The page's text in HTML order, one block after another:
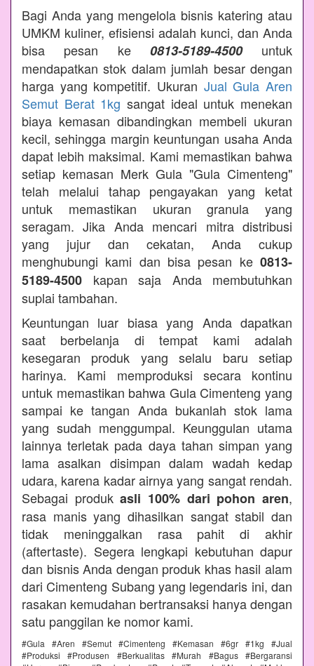
Bagi Anda yang mengelola bisnis katering atau
UMKM kuliner, efisiensi adalah kunci, dan Anda
bisa pesan ke 0813-5189-4500untuk
mendapatkan stok dalam jumlah besar dengan
harga yang kompetitif. Ukuran Jual Gula Aren
Semut Berat 1kg sangat ideal untuk menekan
biaya kemasan dibandingkan membeli ukuran
kecil, sehingga margin keuntungan usaha Anda
dapat lebih maksimal. Kami memastikan bahwa
setiap kemasan Merk Gula "Gula Cimenteng"
telah melalui tahap pengayakan yang ketat
untuk memastikan ukuran granula yang
seragam. Jika Anda mencari mitra distribusi
yang jujur dan cekatan, Anda cukup
menghubungi kami dan bisa pesan ke 0813-
5189-4500 kapan saja Anda membutuhkan
suplai tambahan.
Keuntungan luar biasa yang Anda dapatkan
saat berbelanja di tempat kami adalah
kesegaran produk yang selalu baru setiap
harinya. Kami memproduksi secara kontinu
untuk memastikan bahwa Gula Cimenteng yang
sampai ke tangan Anda bukanlah stok lama
yang sudah menggumpal. Keunggulan utama
lainnya terletak pada daya tahan simpan yang
lama asalkan disimpan dalam wadah kedap
udara, karena kadar airnya yang sangat rendah.
Sebagai produkasli 100% dari pohon aren,
rasa manis yang dihasilkan sangat stabil dan
tidak meninggalkan rasa pahit di akhir
(aftertaste). Segera lengkapi kebutuhan dapur
dan bisnis Anda dengan produk khas hasil alam
dari Cimenteng Subang yang legendaris ini, dan
rasakan kemudahan bertransaksi hanya dengan
satu panggilan ke nomor kami.
#Gula #Aren #Semut #Cimenteng #Kemasan #6gr #1kg #Jual
#Produksi #Produsen #Berkualitas #Murah #Bagus #Bergaransi